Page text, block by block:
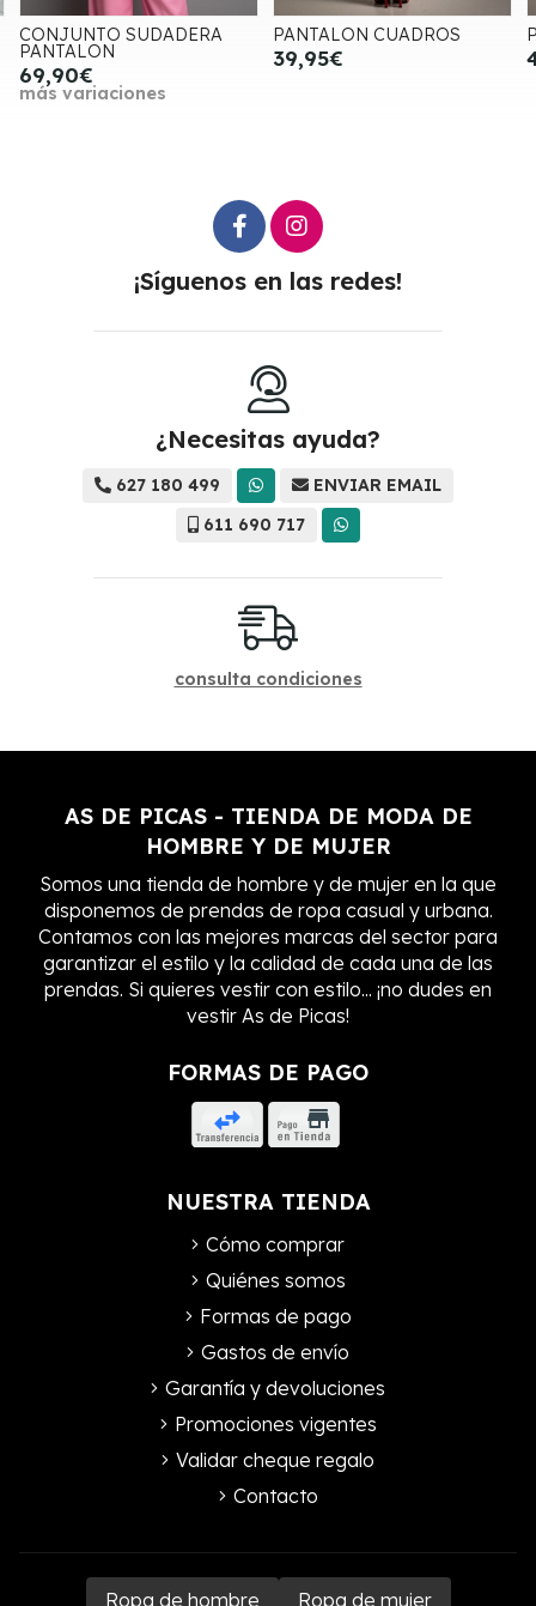
PANTALON CUADROS
39,95€
PANTALON VAQUERO
45,00€
¡Síguenos en las redes!
¿Necesitas ayuda?
627 180 499
ENVIAR EMAIL
611 690 717
consulta condiciones
AS DE PICAS - TIENDA DE MODA DE
HOMBRE Y DE MUJER
Somos una tienda de hombre y de mujer en la que
disponemos de prendas de ropa casual y urbana.
Contamos con las mejores marcas del sector para
garantizar el estilo y la calidad de cada una de las
prendas. Si quieres vestir con estilo... ¡no dudes en
vestir As de Picas!
FORMAS DE PAGO
NUESTRA TIENDA
Cómo comprar
Quiénes somos
Formas de pago
Gastos de envío
Garantía y devoluciones
Promociones vigentes
Validar cheque regalo
Contacto
Ropa de hombre Ropa de mujer